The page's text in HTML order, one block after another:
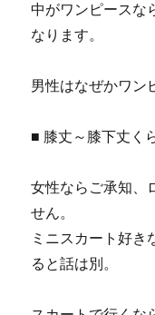
中がワンピースな
なります。
男性はなぜかワン
■ 膝丈～膝下丈く
女性ならご承知、
せん。
ミニスカート好き
ると話は別。